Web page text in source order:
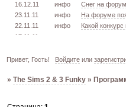
16.12.11
инфо
Снег на
23.11.11
инфо
На форуме
22.11.11
инфо
Какой
17.11.11
извлекаем
15.11.11
урок
создаём свою
03.10.11
инфо
город из GTA
Привет, Гость! Войдитеили
»The Sims 2 & 3 Funky »